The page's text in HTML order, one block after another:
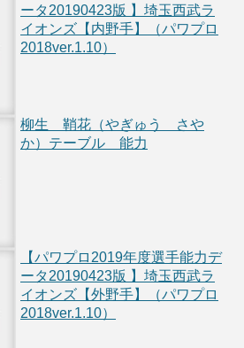
ータ20190423版 】埼玉西武ラ
イオンズ【内野手】（パワプロ
2018ver.1.10）
柳生 鞘花（やぎゅう さや
か）テーブル 能力
【パワプロ2019年度選手能力デ
ータ20190423版 】埼玉西武ラ
イオンズ【外野手】（パワプロ
2018ver.1.10）